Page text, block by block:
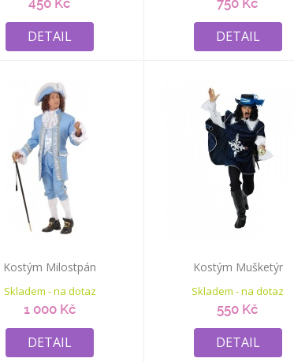
450 Kč
DETAIL
750 Kč
DETAIL
Kostým Milostpán
Skladem - na dotaz
1 000 Kč
DETAIL
Kostým Mušketýr
Skladem - na dotaz
550 Kč
DETAIL